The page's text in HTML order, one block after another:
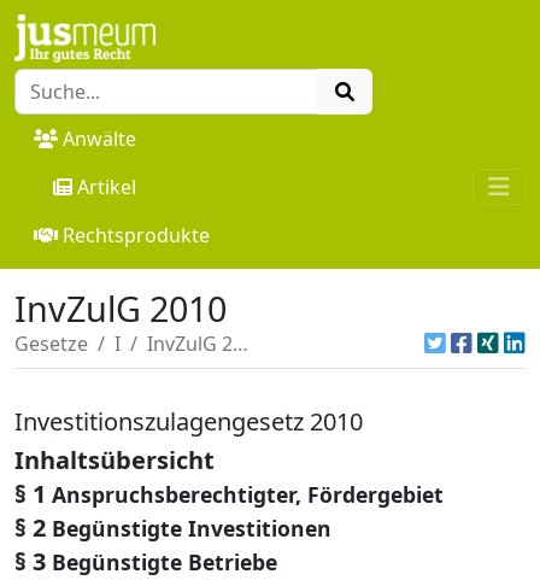
Anwälte
Artikel
Rechtsprodukte
InvZulG 2010
Gesetze I InvZulG 2010
Investitionszulagengesetz 2010
Inhaltsübersicht
§ 1 Anspruchsberechtigter, Fördergebiet
§ 2 Begünstigte Investitionen
§ 3 Begünstigte Betriebe